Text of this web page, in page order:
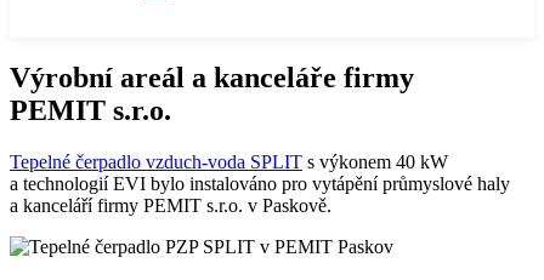
Výrobní areál a kanceláře firmy
PEMIT s.r.o.
Tepelné čerpadlo vzduch-voda SPLIT s výkonem 40 kW
a technologií EVI bylo instalováno pro vytápění průmyslové haly
a kanceláří firmy PEMIT s.r.o. v Paskově.